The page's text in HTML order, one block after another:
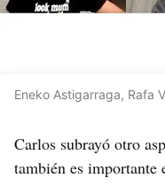
Eneko Astigarraga, Rafa
Carlos subrayó otro
también es importante